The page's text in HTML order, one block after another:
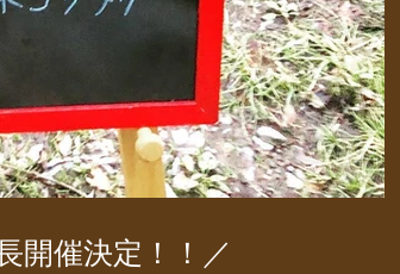
開催決定！！／